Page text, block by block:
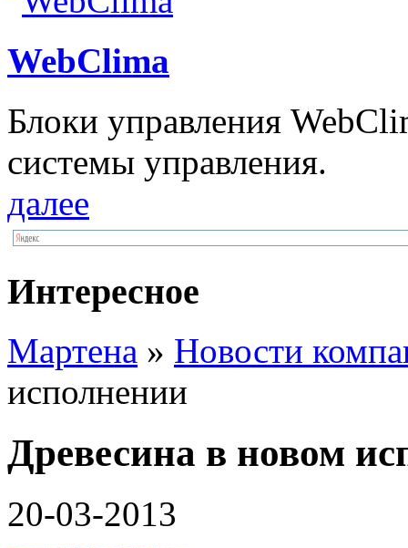
WebClima
Блоки упрaвлeния
системы управления.
далее
Интересное
Мартена » Новости
исполнении
Древесина в новом
20-03-2013